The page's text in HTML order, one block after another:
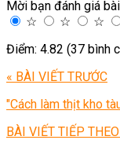
Mời bạn đánh giá
☆
☆ ☆
Điểm: 4.82 (37 bình
« BÀI VIẾT TRƯỚC
"Cách làm thịt kho
BÀI VIẾT TIẾP